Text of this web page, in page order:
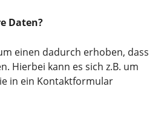
Daten?
einen dadurch erhoben, dass
Hierbei kann es sich z.B. um
in ein Kontaktformular